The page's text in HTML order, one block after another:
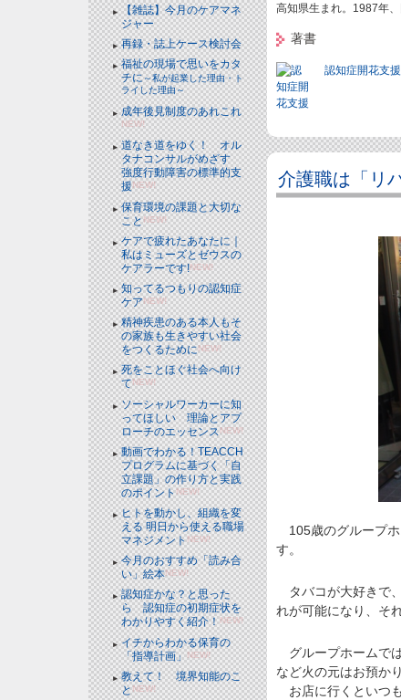
【雑誌】今月のケアマネ
ジャー
再録・誌上ケース検討会
福祉の現場で思いをカタ
チに～私が起業した理由・ト
ライした理由～
成年後見制度のあれこれ
NEW!
道なき道をゆく！ オル
タナコンサルがめざす
強度行動障害の標準的支
援NEW!
保育環境の課題と大切な
ことNEW!
ケアで疲れたあなたに｜
私はミューズとゼウスの
ケアラーです!NEW!
知ってるつもりの認知症
ケアNEW!
精神疾患のある本人もそ
の家族も生きやすい社会
をつくるためにNEW!
死をことほぐ社会へ向け
てNEW!
ソーシャルワーカーに知
ってほしい 理論とアプ
ローチのエッセンスNEW!
動画でわかる！TEACCH
プログラムに基づく「自
立課題」の作り方と実践
のポイントNEW!
ヒトを動かし、組織を変
える 明日から使える職場
マネジメントNEW!
今月のおすすめ「読み合
い」絵本NEW!
認知症かな？と思った
ら 認知症の初期症状を
わかりやすく紹介！NEW!
イチからわかる保育の
「指導計画」NEW!
教えて！ 境界知能のこ
とNEW!
高知県生まれ。1987年
著書
認知症開花支援
介護職は「リ
105歳のグループホ
す。
タバコが大好きで
れが可能になり、そ
グループホームで
など火の元はお預かり
お店に行くといつ